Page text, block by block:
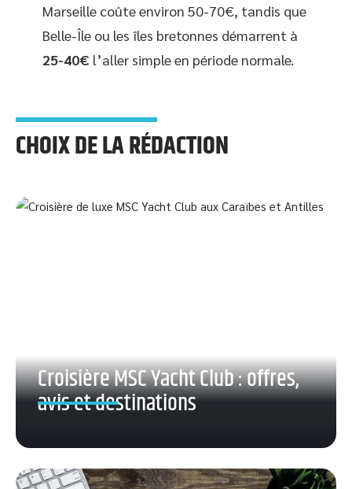
Marseille coûte environ 50-70€, tandis que
Belle-Île ou les îles bretonnes démarrent à
25-40€ l’aller simple en période normale.
CHOIX DE LA RÉDACTION
Croisière MSC Yacht Club : offres,
avis et destinations